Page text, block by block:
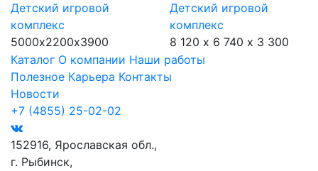
Детский игровой
комплекс
5000х2200х3900
Детский игровой
комплекс
8 120 х 6 740 х 3 300
Каталог О компании Наши работы
Полезное Карьера Контакты
Новости
+7 (4855) 25-02-02
152916, Ярославская обл.,
г. Рыбинск,